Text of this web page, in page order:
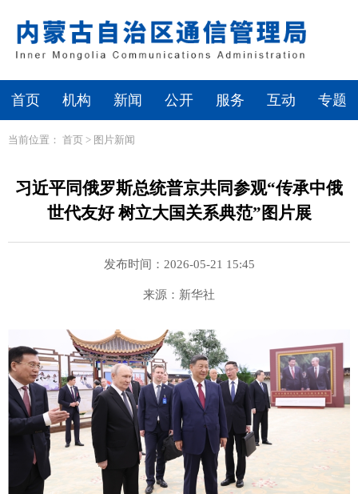
首页 机构 新闻 公开 服务 互动 专题
当前位置： 首页 > 图片新闻
习近平同俄罗斯总统普京共同参观“传承中俄
世代友好 树立大国关系典范”图片展
发布时间：2026-05-21 15:45
来源：新华社